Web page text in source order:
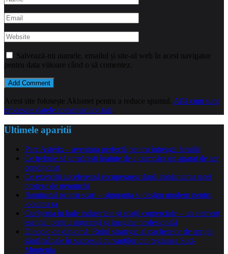
Salvează-mi numele, emailul și site-ul web în acest navigator
pentru data viitoare când o să comentez.
Acest site folosește Akismet pentru a reduce spamul. Află cum sunt
procesate datele comentariilor tale
Ultimele aparitii
Parc Astérix – aventura perfectă pentru întreaga familie
Ce trebuie să urmărești înainte de a cumpăra un aparat de aer
condiționat
Ce exerciții accelerează recuperarea după implantarea unei
proteze de genunchi
Iluminatul pentru scari – siguranta si design modern pentru
locuinta ta
Curățenia în hale industriale și spații comerciale – un element
esențial pentru siguranță și imagine profesională
Dincolo de diplomă: Rolul strategic al pachetelor de sprijin
săptămânale în succesul cursanților din regiunea Sud-
Muntenia